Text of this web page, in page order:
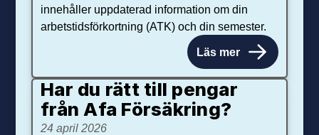
innehåller uppdaterad information om din
arbetstidsförkortning (ATK) och din semester.
Läs mer
Har du rätt till pengar
från Afa Försäkring?
24 april 2026